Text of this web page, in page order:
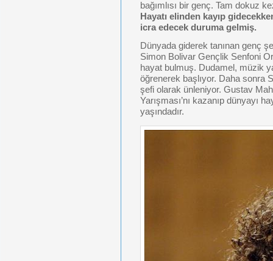
bağımlısı bir genç. Tam dokuz
Hayatı elinden kayıp
icra edecek duruma gelmiş.
Dünyada giderek tanınan genç
Simon Bolivar Gençlik Senfoni
hayat bulmuş. Dudamel, müzik
öğrenerek başlıyor. Daha sonra
şefi olarak ünleniyor. Gustav
Yarışması’nı kazanıp dünyayı
yaşındadır.